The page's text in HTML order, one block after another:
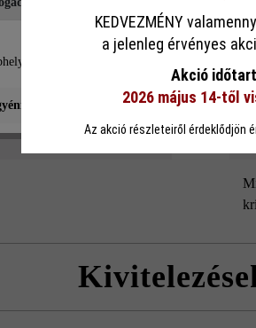
Minőségi
cookie-kat használ, hogy a lehető legjobb
beállítások Csak funkcionális cookie
KEDVEZMÉNY
a jelenleg érvényes
Akció
2026 május 14-től
Az akció részleteiről érdeklődjön